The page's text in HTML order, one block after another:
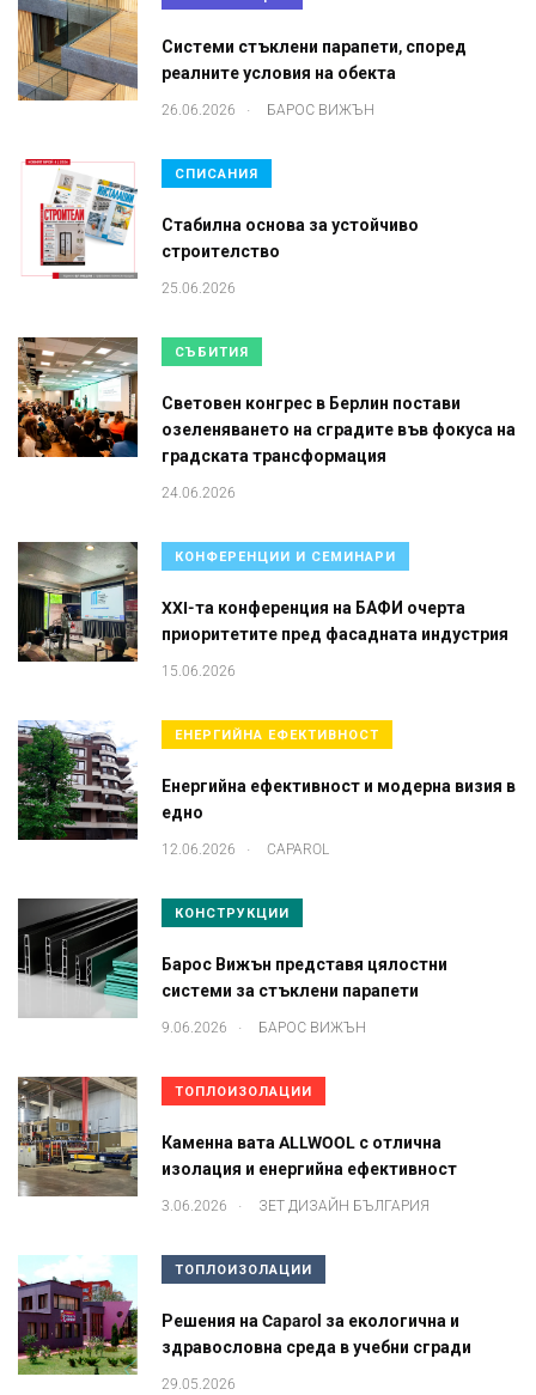
Системи стъклени парапети, според
реалните условия на обекта
26.06.2026 . БАРОС ВИЖЪН
СПИСАНИЯ
Стабилна основа за устойчиво
строителство
25.06.2026
СЪБИТИЯ
Световен конгрес в Берлин постави
озеленяването на сградите във фокуса на
градската трансформация
24.06.2026
КОНФЕРЕНЦИИ И СЕМИНАРИ
XXI-та конференция на БАФИ очерта
приоритетите пред фасадната индустрия
15.06.2026
ЕНЕРГИЙНА ЕФЕКТИВНОСТ
Енергийна ефективност и модерна визия в
едно
12.06.2026 . CAPAROL
КОНСТРУКЦИИ
Барос Вижън представя цялостни
системи за стъклени парапети
9.06.2026 . БАРОС ВИЖЪН
ТОПЛОИЗОЛАЦИИ
Каменна вата ALLWOOL с отлична
изолация и енергийна ефективност
3.06.2026 . ЗЕТ ДИЗАЙН БЪЛГАРИЯ
ТОПЛОИЗОЛАЦИИ
Решения на Caparol за екологична и
здравословна среда в учебни сгради
29.05.2026